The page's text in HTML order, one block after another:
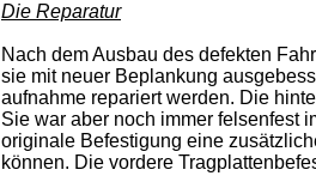
Die Reparatur
Nach dem Ausbau des defekten
sie mit neuer Beplankung
aufnahme repariert werden. Die
Sie war aber noch immer felsenfest
originale Befestigung eine
können. Die vordere